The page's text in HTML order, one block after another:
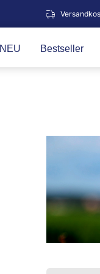
NEU Bestseller